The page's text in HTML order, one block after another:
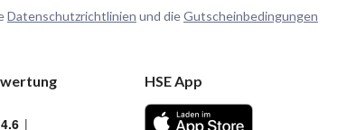
Datenschutzrichtlinien und dieGutscheinbedingungen
HSE App